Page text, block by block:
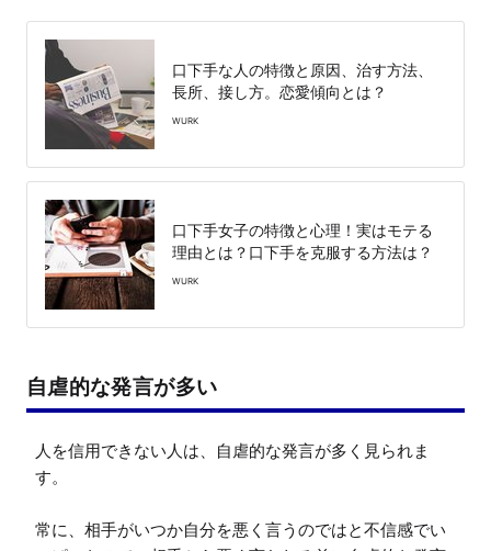
口下手な人の特徴と原因、治す方法、
長所、接し方。恋愛傾向とは？
WURK
口下手女子の特徴と心理！実はモテる
理由とは？口下手を克服する方法は？
WURK
自虐的な発言が多い
人を信用できない人は、自虐的な発言が多く見られま
す。
常に、相手がいつか自分を悪く言うのではと不信感でい